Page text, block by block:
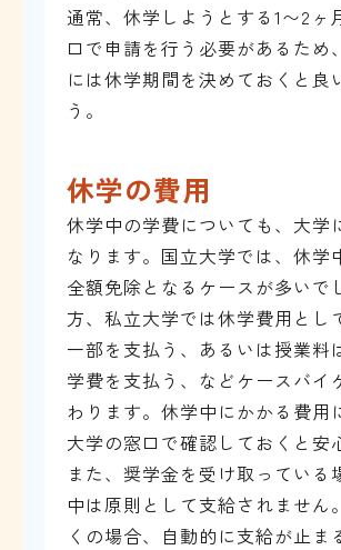
通常、休学しようとする1〜2ヶ
口で申請を行う必要があるため
には休学期間を決めておくと良
う。
休学の費用
休学中の学費についても、大学
なります。国立大学では、休学
全額免除となるケースが多いで
方、私立大学では休学費用とし
一部を支払う、あるいは授業料
学費を支払う、などケースバイ
わります。休学中にかかる費用
大学の窓口で確認しておくと安
また、奨学金を受け取っている
中は原則として支給されません
くの場合、自動的に支給が止ま